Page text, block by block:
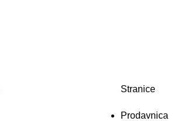
Stranice
Prodavnica